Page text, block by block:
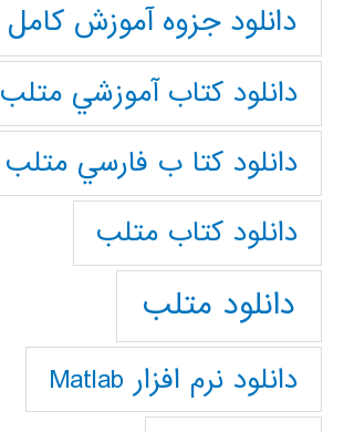
دانلود جزوه آموزش کامل matlab
دانلود كتاب آموزشي متلب
دانلود كتا ب فارسي متلب
دانلود كتاب متلب
دانلود متلب
دانلود نرم افزار Matlab